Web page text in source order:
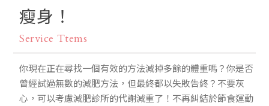
瘦身！
Service Ttems
你現在正在尋找一個有效的方法減掉多餘的體重嗎？你是否
曾經試過無數的減肥方法，但最終都以失敗告終？不要灰
心，可以考慮減肥診所的代謝減重了！不再糾結於節食運動